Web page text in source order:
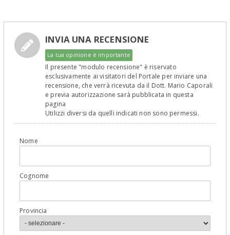
INVIA UNA RECENSIONE
La tua opinione è importante
Il presente "modulo recensione" è riservato
esclusivamente ai visitatori del Portale per inviare una
recensione, che verrà ricevuta da il Dott. Mario Caporali
e previa autorizzazione sarà pubblicata in questa
pagina
Utilizzi diversi da quelli indicati non sono permessi.
Nome
Cognome
Provincia